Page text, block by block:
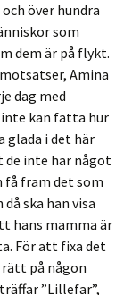
över hundra
som
dem är på flykt.
Amina
dag med
inte kan fatta hur
glada i det här
de inte har något
få fram det som
ska han visa
hans mamma är
För att fixa det
på någon
”Lillefar”,